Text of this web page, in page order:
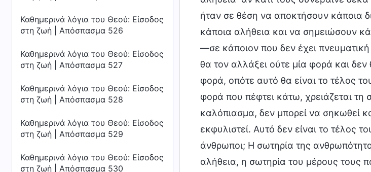
Καθημερινά λόγια του Θεού: Είσοδος
στη ζωή | Απόσπασμα 526
Καθημερινά λόγια του Θεού: Είσοδος
στη ζωή | Απόσπασμα 527
Καθημερινά λόγια του Θεού: Είσοδος
στη ζωή | Απόσπασμα 528
Καθημερινά λόγια του Θεού: Είσοδος
στη ζωή | Απόσπασμα 529
Καθημερινά λόγια του Θεού: Είσοδος
στη ζωή | Απόσπασμα 530